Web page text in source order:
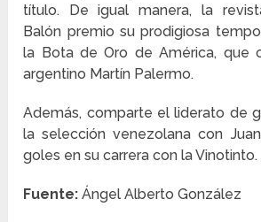
título. De igual manera, la
Balón premio su prodigiosa
la Bota de Oro de América, que
argentino Martín Palermo.
Además, comparte el liderato de
la selección venezolana con
goles en su carrera con la Vinotinto.
Fuente:Ángel Alberto González